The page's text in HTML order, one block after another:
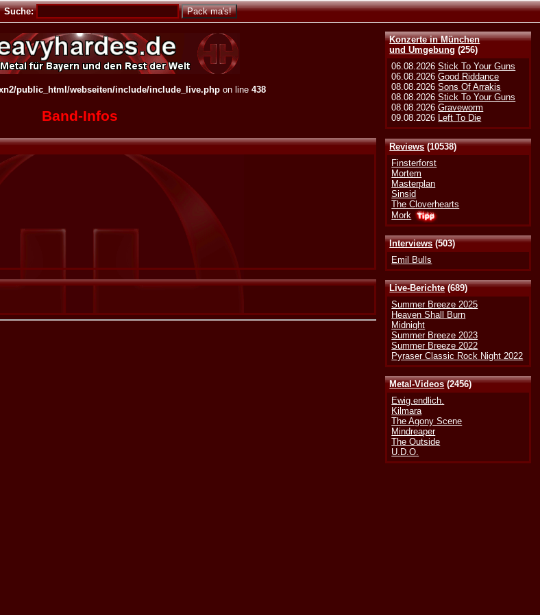
Suche:
Konzerte in München
und Umgebung (256)
06.08.2026Stick To Your Guns
06.08.2026Good Riddance
08.08.2026Sons Of Arrakis
08.08.2026Stick To Your Guns
08.08.2026Graveworm
09.08.2026 Left To Die
Reviews(10538)
Finsterforst
Mortem
Masterplan
Sinsid
The Cloverhearts
Mork
Interviews(503)
Emil Bulls
Live-Berichte(689)
Summer Breeze 2025
Heaven Shall Burn
Midnight
Summer Breeze 2023
Summer Breeze 2022
Pyraser Classic Rock Night 2022
Metal-Videos(2456)
Ewig.endlich.
Kilmara
The Agony Scene
Mindreaper
The Outside
U.D.O.
public_html/webseiten/include/include_live.php on line438
Band-Infos